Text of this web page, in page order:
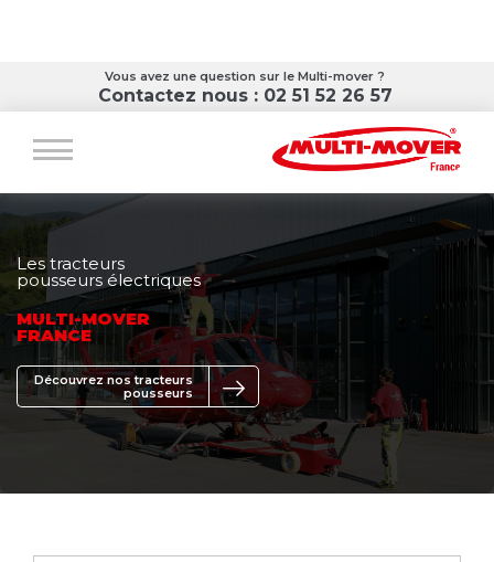
Vous avez une question sur le Multi-mover ?
Contactez nous : 02 51 52 26 57
Les tracteurs
pousseurs électriques
MULTI-MOVER
FRANCE
Découvrez nos tracteurs
pousseurs
Voir la fiche